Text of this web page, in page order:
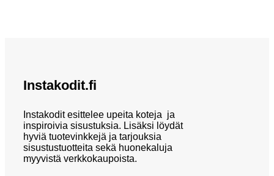
Instakodit.fi
Instakodit esittelee upeita koteja ja
inspiroivia sisustuksia. Lisäksi löydät
hyviä tuotevinkkejä ja tarjouksia
sisustustuotteita sekä huonekaluja
myyvistä verkkokaupoista.